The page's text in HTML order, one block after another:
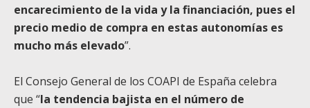
encarecimiento de la vida y la financiación, pues el
precio medio de compra en estas autonomías es
mucho más elevado”.
El Consejo General de los COAPI de España celebra
que “la tendencia bajista en el número de